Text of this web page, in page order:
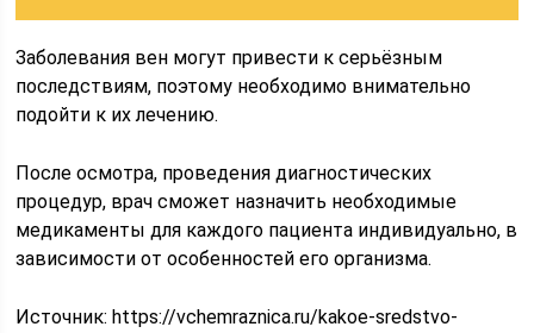
Заболевания вен могут привести к серьёзным
последствиям, поэтому необходимо внимательно
подойти к их лечению.
После осмотра, проведения диагностических
процедур, врач сможет назначить необходимые
медикаменты для каждого пациента индивидуально, в
зависимости от особенностей его организма.
Источник:https://vchemraznica.ru/kakoe-sredstvo-